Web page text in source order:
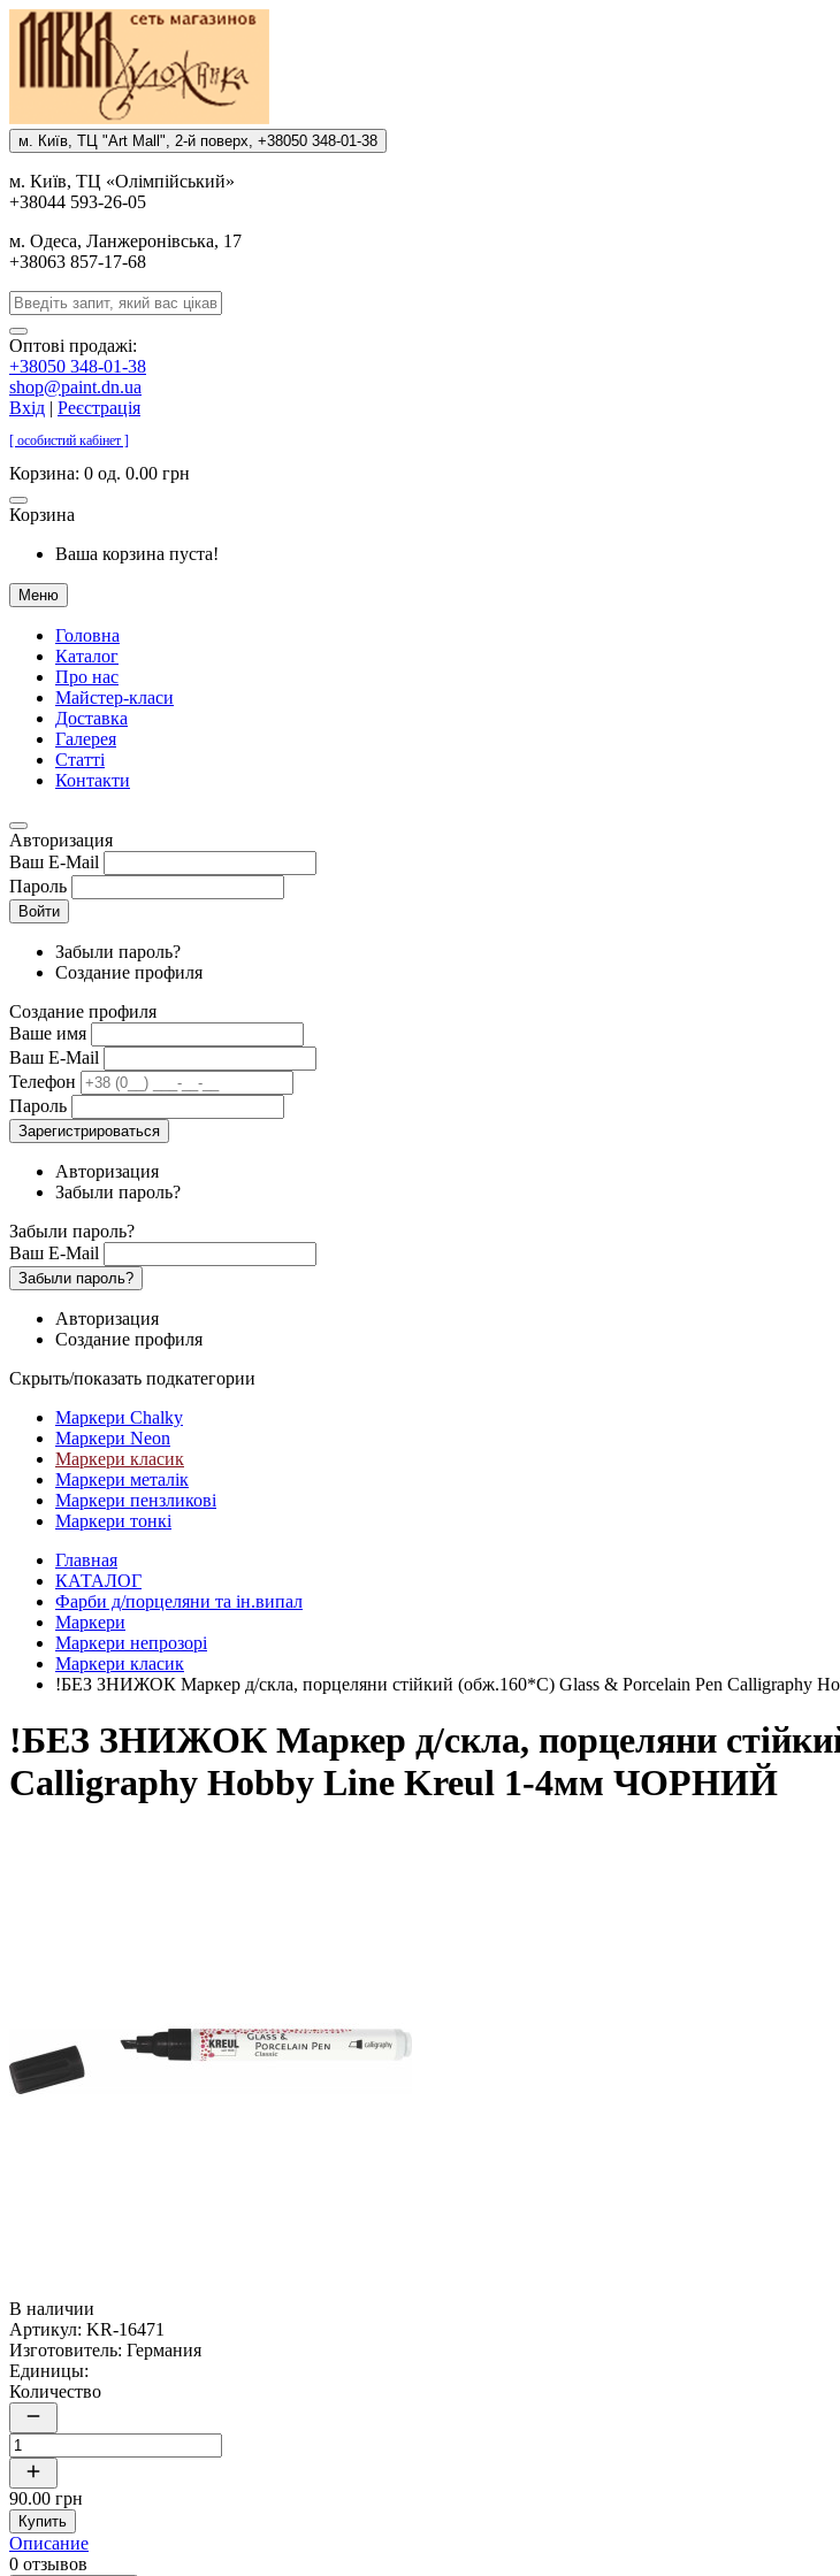
м. Киïв, ТЦ "Art Mall", 2-й поверх, +38050 348-01-38
м. Киïв, ТЦ «Олiмпiйський»
+38044 593-26-05
м. Одеса, Ланжеронiвська, 17
+38063 857-17-68
Оптові продажі:
+38050 348-01-38
shop@paint.dn.ua
Вхід | Реєстрація
[ особистий кабінет ]
Корзина: 0 од. 0.00 грн
Корзина
Ваша корзина пуста!
Меню
Головна
Каталог
Про нас
Майстер-класи
Доставка
Галерея
Статтi
Контакти
Авторизация
Ваш E-Mail
Пароль
Войти
Забыли пароль?
Создание профиля
Создание профиля
Ваше имя
Ваш E-Mail
Телефон
Пароль
Зарегистрироваться
Авторизация
Забыли пароль?
Забыли пароль?
Ваш E-Mail
Забыли пароль?
Авторизация
Создание профиля
Скрыть/показать подкатегории
Маркери Chalky
Маркери Neon
Маркери класик
Маркери металік
Маркери пензликові
Маркери тонкі
Главная
КАТАЛОГ
Фарби д/порцеляни та ін.випал
Маркери
Маркери непрозорі
Маркери класик
!БЕЗ ЗНИЖОК Маркер д/скла, порцеляни стійкий (обж.160*С) Glass & Porcelain Pen Сalligraphy
!БЕЗ ЗНИЖОК Маркер д/скла, порцеляни
Сalligraphy Hobby Line Kreul 1-4мм ЧОРНИЙ
В наличии
Артикул: KR-16471
Изготовитель: Германия
Единицы:
Количество
90.00 грн
Купить
Описание
0 отзывов